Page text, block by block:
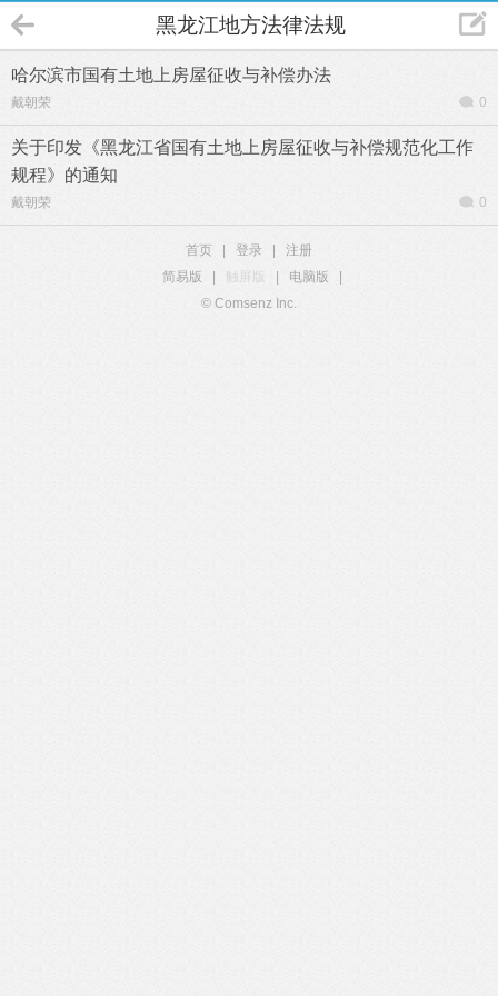
黑龙江地方法律法规
哈尔滨市国有土地上房屋征收与补偿办法
戴朝荣 0
关于印发《黑龙江省国有土地上房屋征收与补偿规范化工作
规程》的通知
戴朝荣 0
首页 登录
注册
简易版
触屏版 电脑版
© Comsenz Inc.